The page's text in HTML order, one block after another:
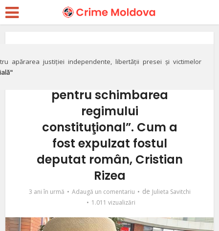
apărarea justiției independente, libertății presei și victimelor
DOC// „Pregăteşte şi
pentru schimbarea
regimului
constituţional”. Cum a
fost expulzat fostul
deputat român, Cristian
Rizea
3 ani în urmă Adaugă un comentariu de Julieta Savitchi
1.011 vizualizări